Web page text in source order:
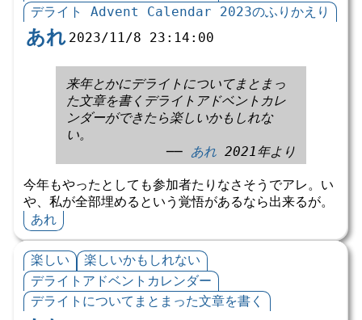
デライト Advent Calendar 2023のふりかえり
あれ 2023/11/8 23:14:00
来年とかにデライトについてまとまっ
た文章を書くデライトアドベントカレ
ンダーができたら楽しいかもしれな
い。
── あれ 2021年より
今年もやったとしても参加者たりなさそうでアレ。い
や、私が全部埋めるという覚悟があるなら出来るが。
あれ
楽しい
楽しいかもしれない
デライトアドベントカレンダー
デライトについてまとまった文章を書く